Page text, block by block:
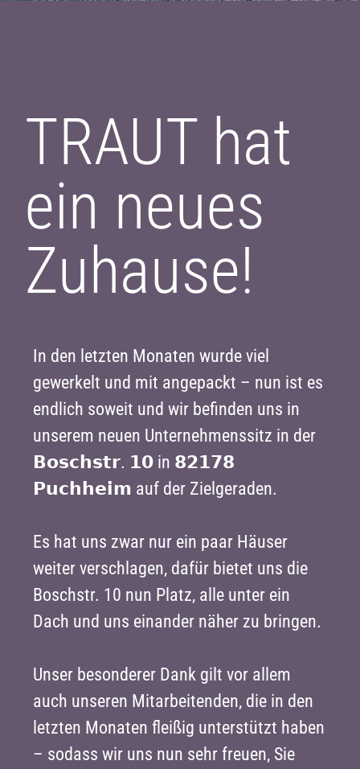
TRAUT hat
ein neues
Zuhause!
In den letzten Monaten wurde viel
gewerkelt und mit angepackt – nun ist es
endlich soweit und wir befinden uns in
unserem neuen Unternehmenssitz in der
𝗕𝗼𝘀𝗰𝗵𝘀𝘁𝗿. 𝟭𝟬 in 𝟴𝟮𝟭𝟳𝟴
𝗣𝘂𝗰𝗵𝗵𝗲𝗶𝗺 auf der Zielgeraden.
Es hat uns zwar nur ein paar Häuser
weiter verschlagen, dafür bietet uns die
Boschstr. 10 nun Platz, alle unter ein
Dach und uns einander näher zu bringen.
Unser besonderer Dank gilt vor allem
auch unseren Mitarbeitenden, die in den
letzten Monaten fleißig unterstützt haben
– sodass wir uns nun sehr freuen, Sie